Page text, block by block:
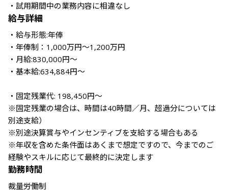
・試用期間中の業務内容に相違なし
給与詳細
・給与形態:年俸
・年俸制：1,000万円～1,200万円
・月給:830,000円～
・基本給:634,884円～
・固定残業代: 198,450円～
※固定残業の場合は、時間は40時間／月、超過分については
別途支給）
※別途決算賞与やインセンティブを支給する場合もある
※年収を含めた条件面はあくまで想定ですので、今までのご
経験やスキルに応じて最終的に決定します
勤務時間
裁量労働制